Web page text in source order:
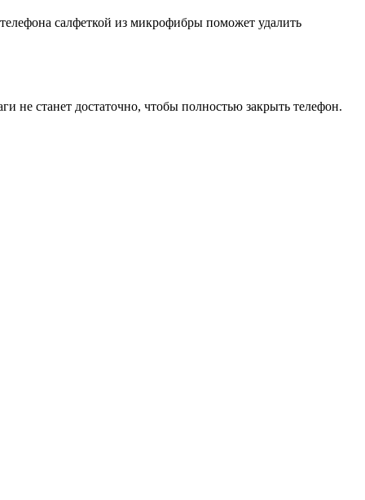
салфеткой из микрофибры поможет удалить
не станет достаточно, чтобы полностью закрыть телефон.